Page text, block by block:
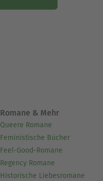
Romane & Mehr
Queere Romane
Feministische Bücher
Feel-Good-Romane
Regency Romane
Historische Liebesromane